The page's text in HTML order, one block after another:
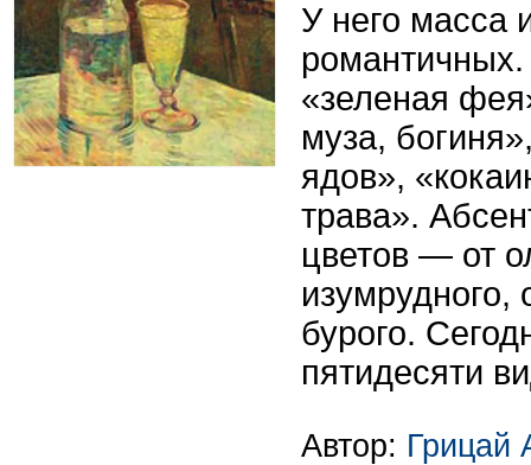
У него масса
«зеленая
муза,
ядов»,
трава».
цветов — от
изумрудного,
бурого.
пятидесяти
Автор: Грицай